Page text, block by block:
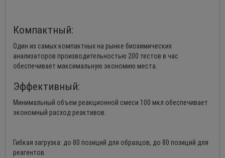
Компактный:
Один из самых компактных на рынке биохимических
анализаторов производительностью 200 тестов в час
обеспечивает максимальную экономию места.
Эффективный:
Минимальный объем реакционной смеси 100 мкл обеспечивает
экономный расход реактивов.
Гибкая загрузка: до 80 позиций для образцов, до 80 позиций для
реагентов.